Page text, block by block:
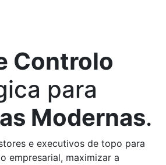
Controlo
para
Modernas.
e executivos de topo para
empresarial, maximizar a